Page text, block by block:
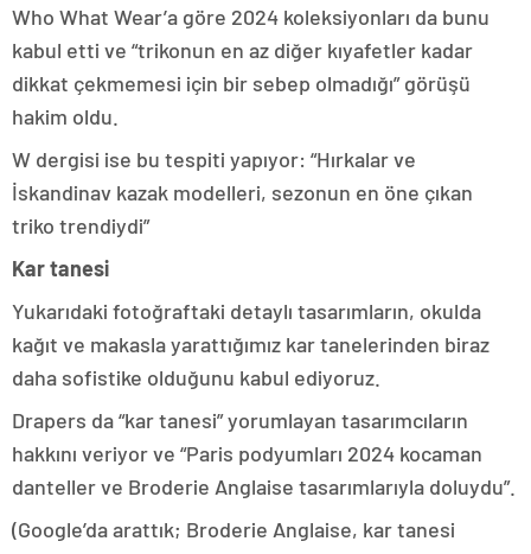
Who What Wear’a göre 2024 koleksiyonları da bunu
kabul etti ve “trikonun en az diğer kıyafetler kadar
dikkat çekmemesi için bir sebep olmadığı” görüşü
hakim oldu.
W dergisi ise bu tespiti yapıyor: “Hırkalar ve
İskandinav kazak modelleri, sezonun en öne çıkan
triko trendiydi”
Kar tanesi
Yukarıdaki fotoğraftaki detaylı tasarımların, okulda
kağıt ve makasla yarattığımız kar tanelerinden biraz
daha sofistike olduğunu kabul ediyoruz.
Drapers da “kar tanesi” yorumlayan tasarımcıların
hakkını veriyor ve “Paris podyumları 2024 kocaman
danteller ve Broderie Anglaise tasarımlarıyla doluydu”.
(Google’da arattık; Broderie Anglaise, kar tanesi